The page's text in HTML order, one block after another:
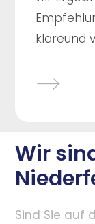
klareund
Wir
Sind Sie auf